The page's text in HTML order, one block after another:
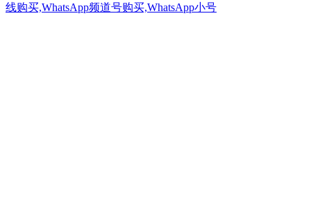
线购买,WhatsApp频道号购买,WhatsApp小号